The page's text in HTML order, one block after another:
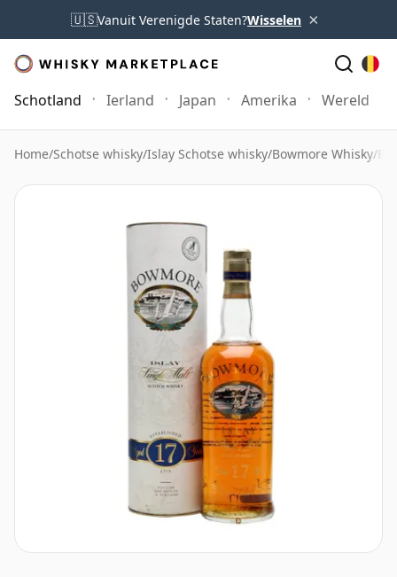
🇺🇸Vanuit Verenigde Staten?Wisselen ×
Schotland Ierland Japan Amerika Wereld
Home/Schotse whisky/Islay Schotse whisky/Bowmore Whisky/